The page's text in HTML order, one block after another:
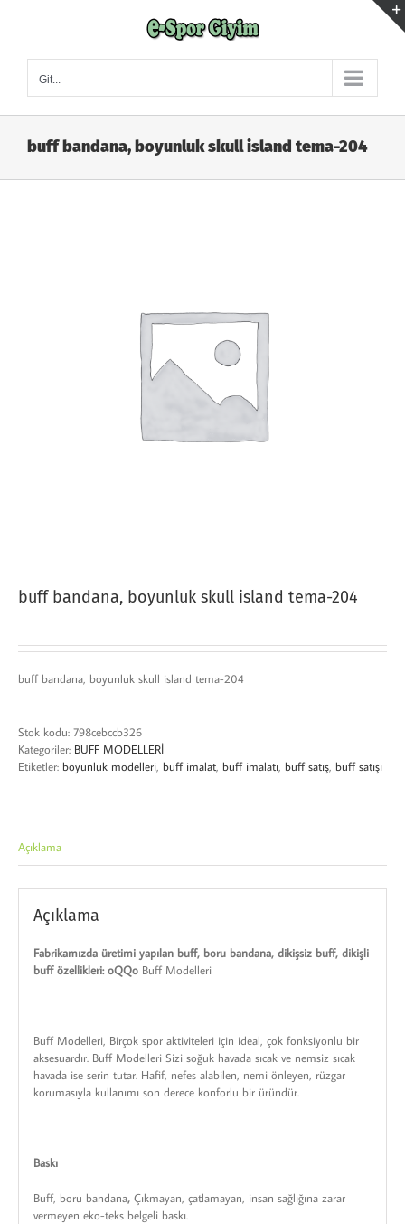
Git...
buff bandana, boyunluk skull island tema-204
buff bandana, boyunluk skull island tema-204
buff bandana, boyunluk skull island tema-204
Stok kodu: 798cebccb326
Kategoriler: BUFF MODELLERİ
Etiketler: boyunluk modelleri buff imalat buff imalatı buff satış buff satışı
Açıklama
Açıklama
Fabrikamızda üretimi yapılan buff, boru bandana, dikişsiz buff, dikişli
buff özellikleri: oQQo Buff Modelleri
Buff Modelleri, Birçok spor aktiviteleri için ideal, çok fonksiyonlu bir
aksesuardır. Buff Modelleri Sizi soğuk havada sıcak ve nemsiz sıcak
havada ise serin tutar. Hafif, nefes alabilen, nemi önleyen, rüzgar
korumasıyla kullanımı son derece konforlu bir üründür.
Baskı
Buff, boru bandana,Çıkmayan, çatlamayan, insan sağlığına zarar
vermeyen eko-teks belgeli baskı.